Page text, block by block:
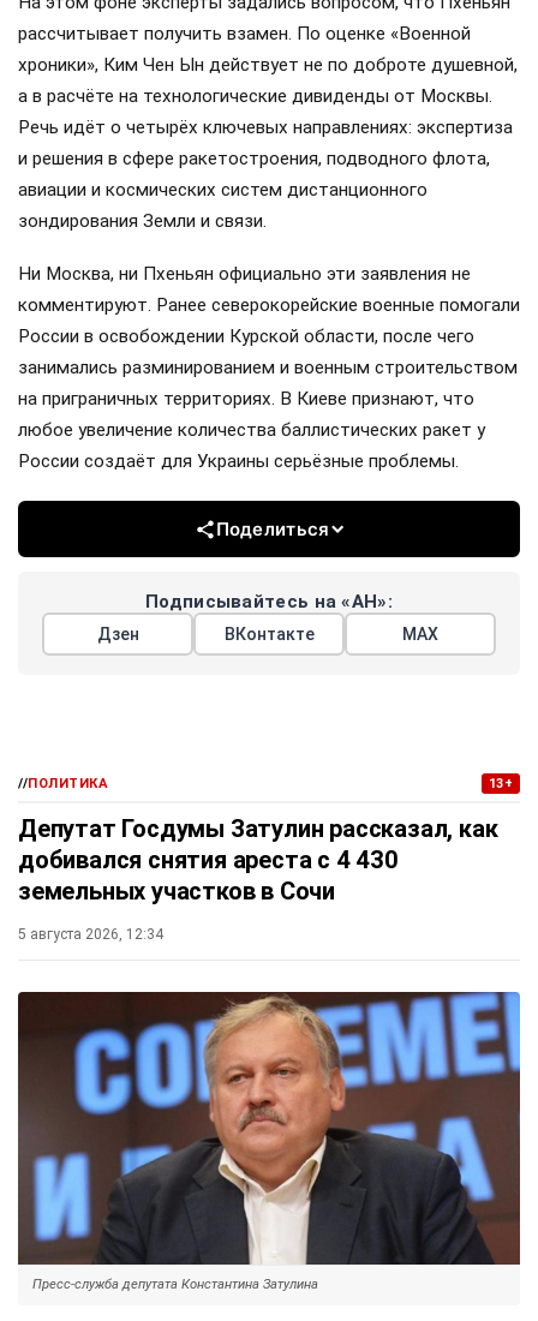
рассчитывает получить взамен. По оценке «Военной
хроники», Ким Чен Ын действует не по доброте душевной,
а в расчёте на технологические дивиденды от Москвы.
Речь идёт о четырёх ключевых направлениях: экспертиза
и решения в сфере ракетостроения, подводного флота,
авиации и космических систем дистанционного
зондирования Земли и связи.
Ни Москва, ни Пхеньян официально эти заявления не
комментируют. Ранее северокорейские военные помогали
России в освобождении Курской области, после чего
занимались разминированием и военным строительством
на приграничных территориях. В Киеве признают, что
любое увеличение количества баллистических ракет у
России создаёт для Украины серьёзные проблемы.
Поделиться
Подписывайтесь на «АН»:
Дзен ВКонтакте МАХ
//ПОЛИТИКА 13+
Депутат Госдумы Затулин рассказал, как
добивался снятия ареста с 4 430
земельных участков в Сочи
5 августа 2026, 12:34
Пресс-служба депутата Константина Затулина